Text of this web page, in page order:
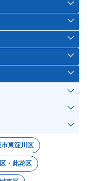
市東淀川区
・此花区